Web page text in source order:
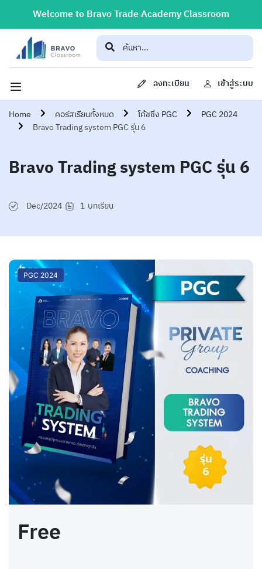
Welcome to Bravo Trade Academy Classroom
ลงทะเบียน เข้าสู่ระบบ
Home คอร์สเรียนทั้งหมด โค้ชชิ่ง PGC
PGC 2024
Bravo Trading system PGC รุ่น 6
Bravo Trading system PGC รุ่น 6
Dec/2024 1 บทเรียน
PGC 2024
Free